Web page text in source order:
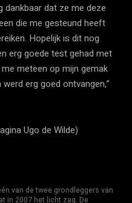
dat ze me deze
die me gesteund heeft
Hopelijk is dit nog
erg goede test gehad met
meteen op mijn gemak
erg goed ontvangen,”
Ugo de Wilde)
van de twee grondleggers van
in 2007 het licht zag. De